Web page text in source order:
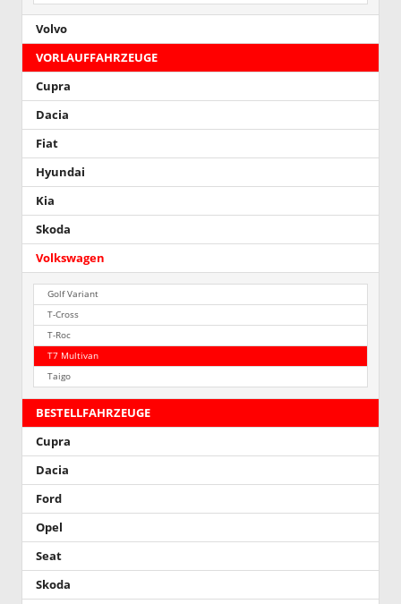
Volvo
VORLAUFFAHRZEUGE
Cupra
Dacia
Fiat
Hyundai
Kia
Skoda
Volkswagen
Golf Variant
T-Cross
T-Roc
T7 Multivan
Taigo
BESTELLFAHRZEUGE
Cupra
Dacia
Ford
Opel
Seat
Skoda